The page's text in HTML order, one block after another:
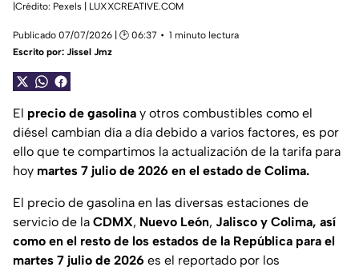
|Crédito: Pexels | LUXXCREATIVE.COM
Publicado 07/07/2026 | 🕑 06:37
1 minuto lectura
Escrito por: Jissel Jmz
El precio de gasolina y otros combustibles como el
diésel cambian día a día debido a varios factores, es por
ello que te compartimos la actualización de la tarifa para
hoy martes 7 julio de 2026 en el estado de Colima.
El precio de gasolina en las diversas estaciones de
servicio de la CDMX, Nuevo León, Jalisco y Colima, así
como en el resto de los estados de la República para el
martes 7 julio de 2026 es el reportado por los